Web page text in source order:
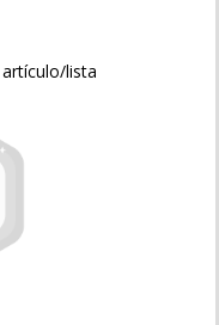
lista